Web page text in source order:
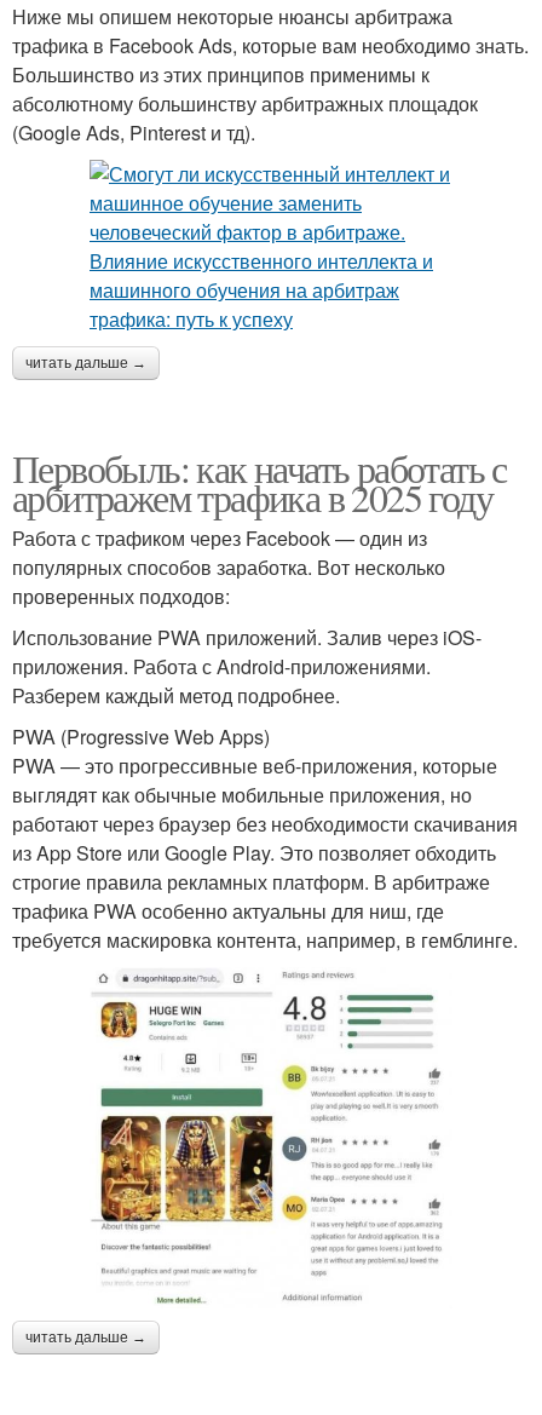
Ниже мы опишем некоторые нюансы арбитража
трафика в Facebook Ads, которые вам необходимо знать.
Большинство из этих принципов применимы к
абсолютному большинству арбитражных площадок
(Google Ads, Pinterest и тд).
читать дальше →
Первобыль: как начать работать с
арбитражем трафика в 2025 году
Работа с трафиком через Facebook — один из
популярных способов заработка. Вот несколько
проверенных подходов:
Использование PWA приложений. Залив через iOS-
приложения. Работа с Android-приложениями.
Разберем каждый метод подробнее.
PWA (Progressive Web Apps)
PWA — это прогрессивные веб-приложения, которые
выглядят как обычные мобильные приложения, но
работают через браузер без необходимости скачивания
из App Store или Google Play. Это позволяет обходить
строгие правила рекламных платформ. В арбитраже
трафика PWA особенно актуальны для ниш, где
требуется маскировка контента, например, в гемблинге.
читать дальше →